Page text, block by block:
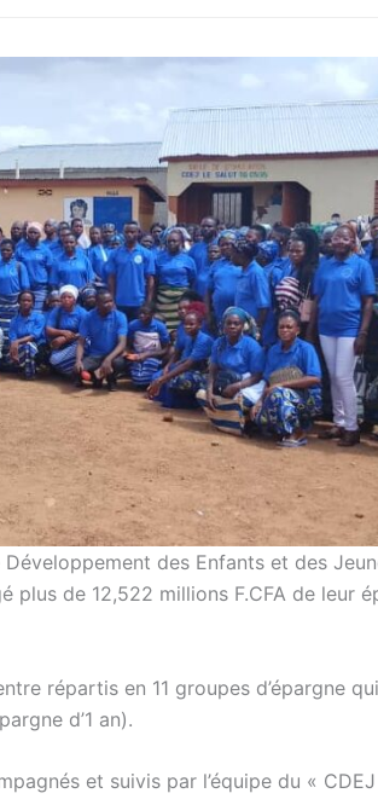
des Enfants et des
de 12,522 millions F.CFA de leur
répartis en 11 groupes d’épargne
d’1 an).
et suivis par l’équipe du «